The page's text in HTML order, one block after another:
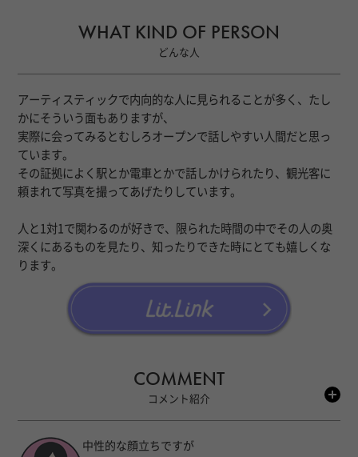
WHAT KIND OF PERSON
どんな人
アーティスティックで内向的な人に見られることが多く、たし
かにそういう面もありますが、
実際に会ってみるとむしろオープンで話しやすい人間だと思っ
ています。
その証拠によく駅とか電車とかで話しかけられたり、観光客に
頼まれて写真を撮ってあげたりしています。
人と1対1で関わるのが好きで、限られた時間の中でその人の奥
深くにあるものを見たり、知ったりできた時にとても嬉しくな
ります。
COMMENT
コメント紹介
中性的な顔立ちですが